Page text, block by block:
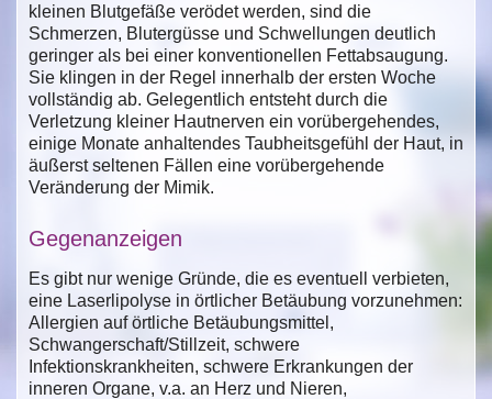
kleinen Blutgefäße verödet werden, sind die
Schmerzen, Blutergüsse und Schwellungen deutlich
geringer als bei einer konventionellen Fettabsaugung.
Sie klingen in der Regel innerhalb der ersten Woche
vollständig ab. Gelegentlich entsteht durch die
Verletzung kleiner Hautnerven ein vorübergehendes,
einige Monate anhaltendes Taubheitsgefühl der Haut, in
äußerst seltenen Fällen eine vorübergehende
Veränderung der Mimik.
Gegenanzeigen
Es gibt nur wenige Gründe, die es eventuell verbieten,
eine Laserlipolyse in örtlicher Betäubung vorzunehmen:
Allergien auf örtliche Betäubungsmittel,
Schwangerschaft/Stillzeit, schwere
Infektionskrankheiten, schwere Erkrankungen der
inneren Organe, v.a. an Herz und Nieren,